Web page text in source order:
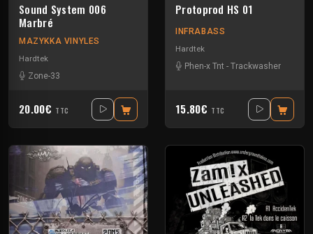
Sound System 006
Marbré
MAZYKKA VINYLES
Hardtek
Zone-33
20.00€ TTC
Protoprod HS 01
INFRABASS
Hardtek
Phen-x Tnt - Trackwasher
15.80€ TTC